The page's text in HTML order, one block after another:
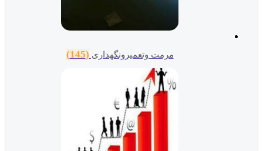
مرمت وتعمیرونگهداری (145)